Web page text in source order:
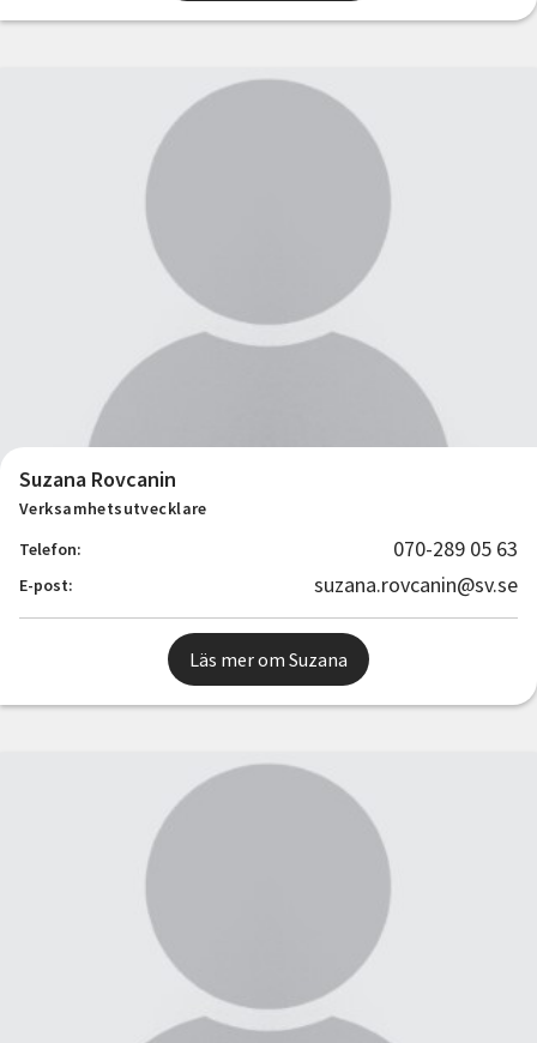
Suzana Rovcanin
Verksamhetsutvecklare
Telefon:
070-289 05 63
E-post: suzana.rovcanin@sv.se
Läs mer om Suzana